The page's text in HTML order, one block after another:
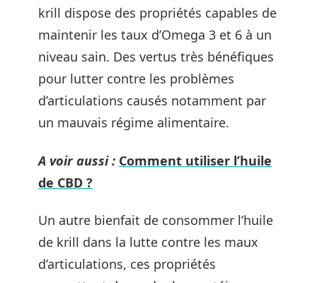
krill dispose des propriétés capables de
maintenir les taux d’Omega 3 et 6 à un
niveau sain. Des vertus très bénéfiques
pour lutter contre les problèmes
d’articulations causés notamment par
un mauvais régime alimentaire.
A voir aussi : Comment utiliser l’huile
de CBD ?
Un autre bienfait de consommer l’huile
de krill dans la lutte contre les maux
d’articulations, ces propriétés